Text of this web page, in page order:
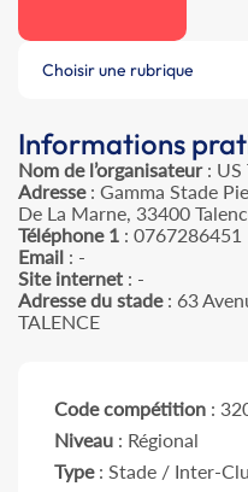
Choisir une rubrique
Informations
Nom de l’organisateur: US
Adresse: Gamma Stade
De La Marne, 33400
Téléphone 1 : 0767286451
Email : -
Site internet : -
Adresse du stade: 63
TALENCE
Code compétition :
Niveau : Régional
Type: Stade / Inter-